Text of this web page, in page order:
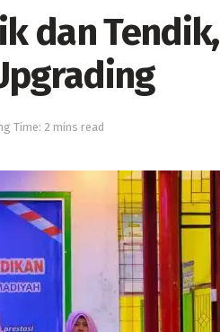
dan Tendik,
Time: 2 mins read